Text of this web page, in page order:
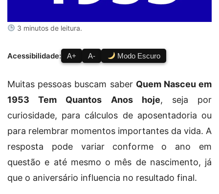
3 minutos de leitura.
Acessibilidade: A+ A- Modo Escuro
Muitas pessoas buscam saber Quem Nasceu em
1953 Tem Quantos Anos hoje, seja por
curiosidade, para cálculos de aposentadoria ou
para relembrar momentos importantes da vida. A
resposta pode variar conforme o ano em
questão e até mesmo o mês de nascimento, já
que o aniversário influencia no resultado final.